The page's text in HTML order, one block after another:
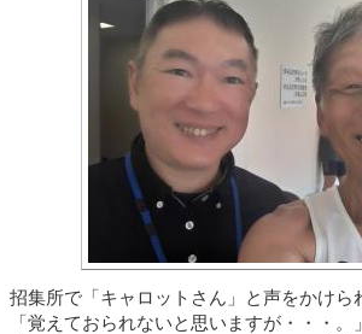
招集所で「キャロットさん」と声をかけら
「覚えておられないと思いますが・・・。